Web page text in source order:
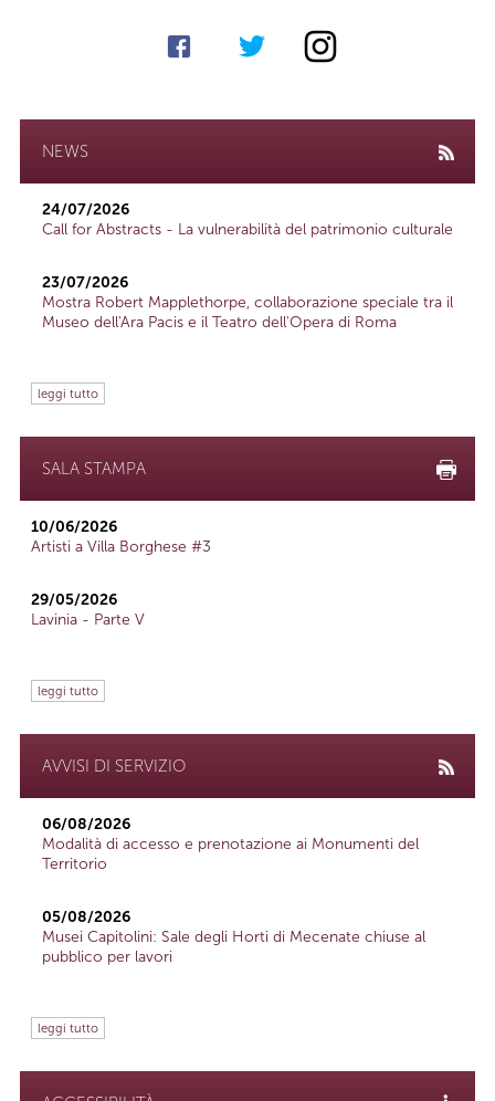
NEWS
24/07/2026
Call for Abstracts - La vulnerabilità del patrimonio culturale
23/07/2026
Mostra Robert Mapplethorpe, collaborazione speciale tra il
Museo dell'Ara Pacis e il Teatro dell'Opera di Roma
leggi tutto
SALA STAMPA
10/06/2026
Artisti a Villa Borghese #3
29/05/2026
Lavinia - Parte V
leggi tutto
AVVISI DI SERVIZIO
06/08/2026
Modalità di accesso e prenotazione ai Monumenti del
Territorio
05/08/2026
Musei Capitolini: Sale degli Horti di Mecenate chiuse al
pubblico per lavori
leggi tutto